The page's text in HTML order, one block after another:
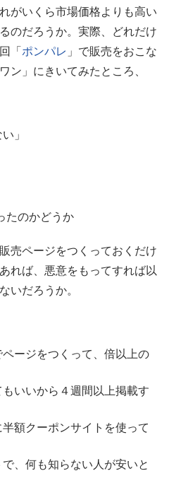
がいくら市場価格よりも高い
のだろうか。実際、どれだけ
「ポンパレ 」で販売をおこな
ン」にきいてみたところ、
」
たのかどうか
売ページをつくっておくだけ
れば、悪意をもってすれば以
いだろうか。
ージをつくって、倍以上の
いいから４週間以上掲載す
額クーポンサイトを使って
、何も知らない人が安いと